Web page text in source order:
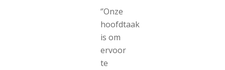
‘’Onze
hoofdtaak
is om
ervoor
te